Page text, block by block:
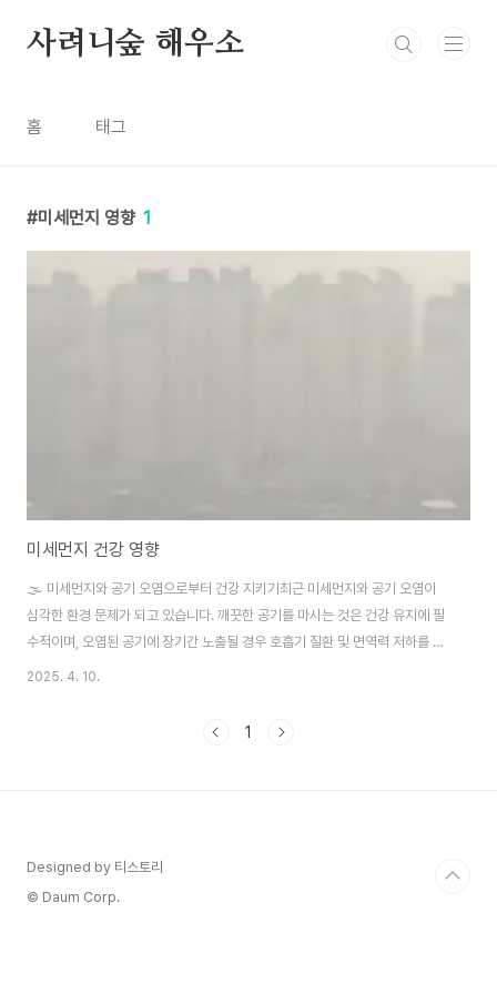
사려니숲 해우소
홈 태그
미세먼지 영향 1
미세먼지 건강 영향
🌫️ 미세먼지와 공기 오염으로부터 건강 지키기최근 미세먼지와 공기 오염이
심각한 환경 문제가 되고 있습니다. 깨끗한 공기를 마시는 것은 건강 유지에 필
수적이며, 오염된 공기에 장기간 노출될 경우 호흡기 질환 및 면역력 저하를 초
래할 수 있습니다.📌 미세먼지가 우리 몸에 미치는 영향미세먼지는 크기가 매
기 질환, 심혈관 질환, 면역력 저하, 피부 트러블** 등을 유발할 수 있습니다.📌
2025. 4. 10.
1
Designed by 티스토리
© Daum Corp.